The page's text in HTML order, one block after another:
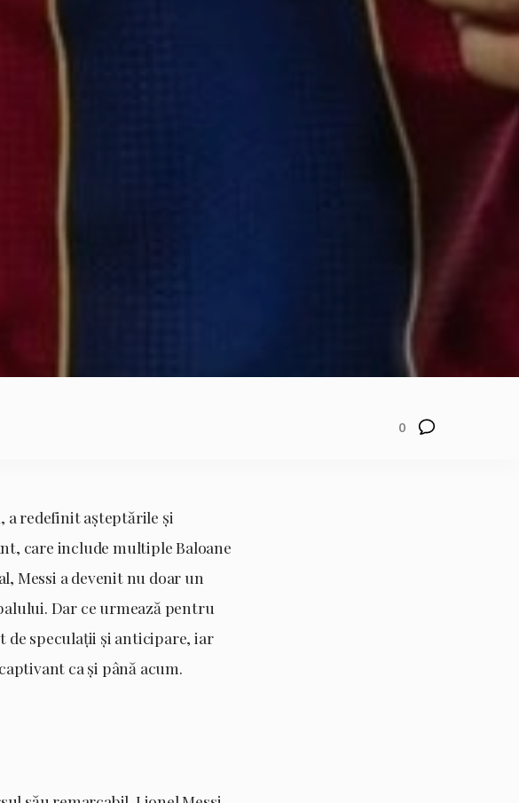
0
a redefinit așteptările și
care include multiple Baloane
Messi a devenit nu doar un
Dar ce urmează pentru
de speculații și anticipare, iar
ca și până acum.